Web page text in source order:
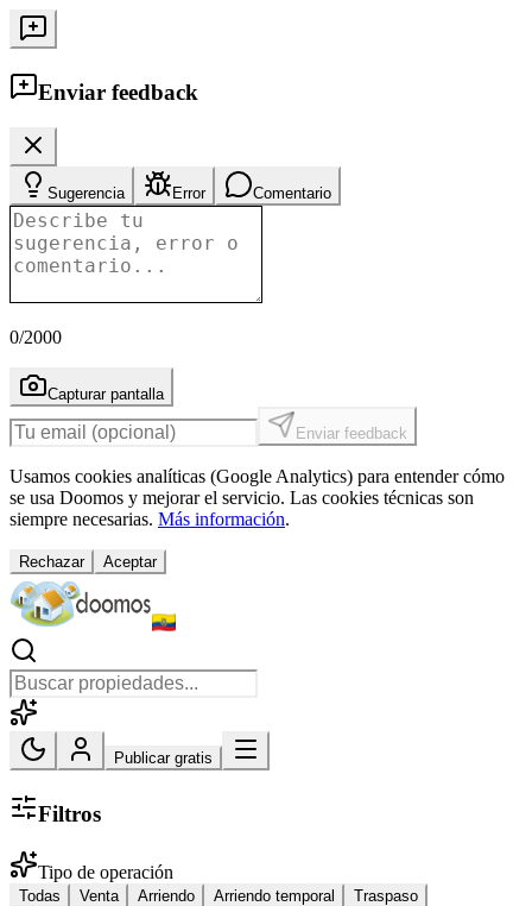
Enviar feedback
Sugerencia Error Comentario
0/2000
Capturar pantalla
Enviar feedback
Usamos cookies analíticas (Google Analytics) para entender cómo
se usa Doomos y mejorar el servicio. Las cookies técnicas son
siempre necesarias. Más información.
Rechazar Aceptar
Publicar gratis
Filtros
Tipo de operación
Todas Venta Arriendo Arriendo temporal Traspaso